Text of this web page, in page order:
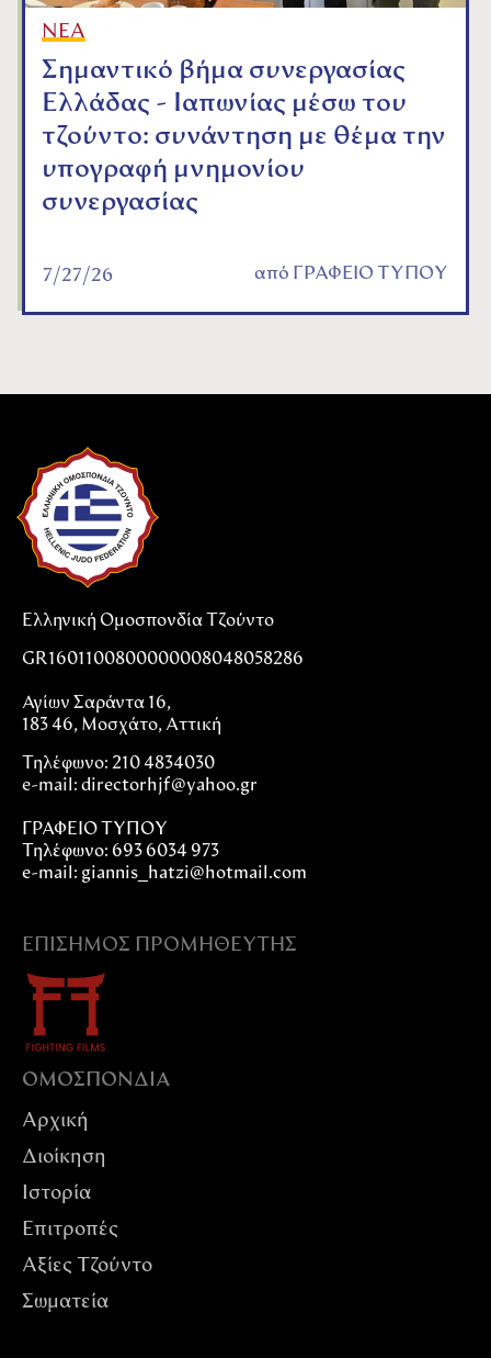
ΝΕΑ
Σημαντικό βήμα συνεργασίας
Ελλάδας - Ιαπωνίας μέσω του
τζούντο: συνάντηση με θέμα την
υπογραφή μνημονίου
συνεργασίας
7/27/26 από ΓΡΑΦΕΙΟ ΤΥΠΟΥ
Ελληνική Ομοσπονδία Τζούντο
GR1601100800000008048058286
Αγίων Σαράντα 16,
183 46, Μοσχάτο, Αττική
Τηλέφωνο: 210 4834030
e-mail: directorhjf@yahoo.gr
ΓΡΑΦΕΙΟ ΤΥΠΟΥ
Τηλέφωνο: 693 6034 973
e-mail: giannis_hatzi@hotmail.com
ΕΠΊΣΗΜΟΣ ΠΡΟΜΗΘΕΥΤΉΣ
ΟΜΟΣΠΟΝΔIΑ
Αρχική
Διοίκηση
Ιστορία
Επιτροπές
Αξίες Tζούντο
Σωματεία